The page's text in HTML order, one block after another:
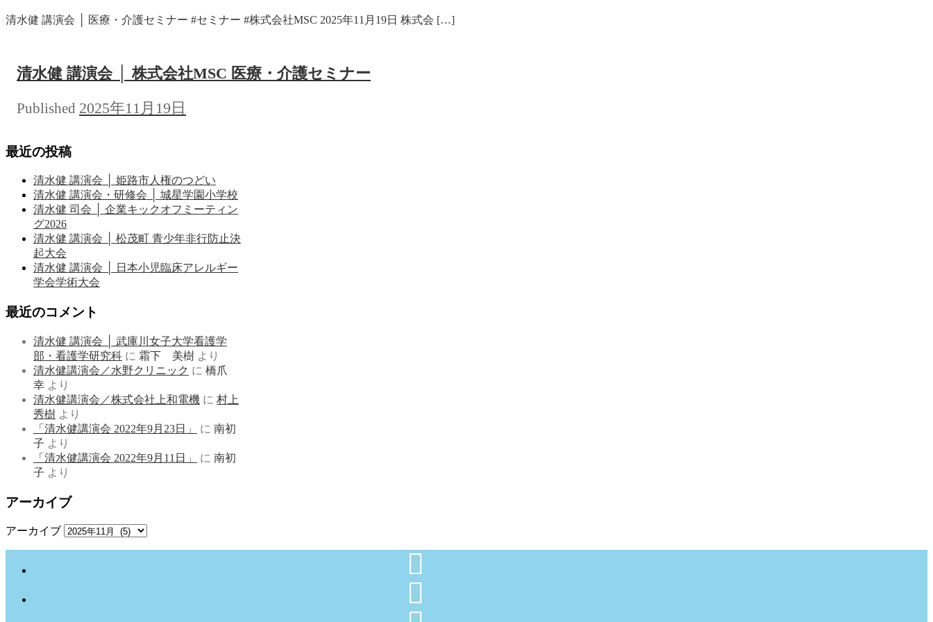
清水健 講演会 │ 医療・介護セミナー #セミナー #株式会社MSC 2025年11月19日 株式会 […]
清水健 講演会 │ 株式会社MSC 医療・介護セミナー
Published 2025年11月19日
最近の投稿
清水健 講演会 │ 姫路市人権のつどい
清水健 講演会・研修会 │ 城星学園小学校
清水健 司会 │ 企業キックオフミーティン
グ2026
清水健 講演会 │ 松茂町 青少年非行防止決
起大会
清水健 講演会 │ 日本小児臨床アレルギー
学会学術大会
最近のコメント
清水健 講演会 │ 武庫川女子大学看護学
部・看護学研究科 に 霜下 美樹 より
清水健講演会／水野クリニック に 橋爪
幸 より
清水健講演会／株式会社上和電機 に 村上
秀樹 より
「清水健講演会 2022年9月23日」
に 南初
子 より
「清水健講演会 2022年9月11日」
に 南初
子 より
アーカイブ
アーカイブ